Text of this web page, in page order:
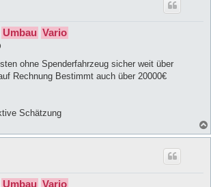
Umbau Vario
ohne Spenderfahrzeug sicher weit über
Rechnung Bestimmt auch über 20000€
Schätzung
Umbau Vario